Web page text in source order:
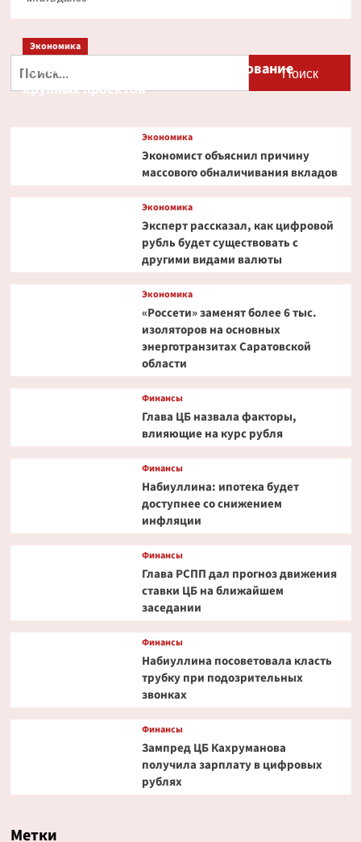
Принцип
взаимосвязей
Экономика
Путин и Костин обсудили кредитование
крупных проектов
Экономика
Экономист объяснил причину
массового обналичивания вкладов
Экономика
Эксперт рассказал, как цифровой
рубль будет существовать с
другими видами валюты
Экономика
«Россети» заменят более 6 тыс.
изоляторов на основных
энерготранзитах Саратовской
области
Финансы
Глава ЦБ назвала факторы,
влияющие на курс рубля
Финансы
Набиуллина: ипотека будет
доступнее со снижением
инфляции
Финансы
Глава РСПП дал прогноз движения
ставки ЦБ на ближайшем
заседании
Финансы
Набиуллина посоветовала класть
трубку при подозрительных
звонках
Финансы
Зампред ЦБ Кахруманова
получила зарплату в цифровых
рублях
Метки